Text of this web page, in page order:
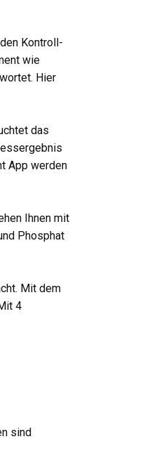
Kontroll-
wie
Hier
das
App werden
Ihnen mit
Phosphat
Mit dem
4
sind